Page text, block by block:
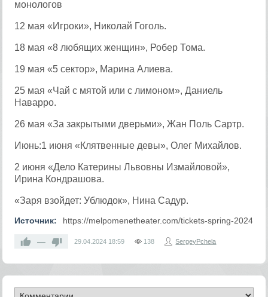
монологов
12 мая «Игроки», Николай Гоголь.
18 мая «8 любящих женщин», Робер Тома.
19 мая «5 сектор», Марина Алиева.
25 мая «Чай с мятой или с лимоном», Даниель
Наварро.
26 мая «За закрытыми дверьми», Жан Поль Сартр.
Июнь:1 июня «Клятвенные девы», Олег Михайлов.
2 июня «Дело Катерины Львовны Измайловой»,
Ирина Кондрашова.
«Заря взойдет: Ублюдок», Нина Садур.
Источник: https://melpomenetheater.com/tickets-spring-2024
— 29.04.2024 18:59 138 SergeyPchela